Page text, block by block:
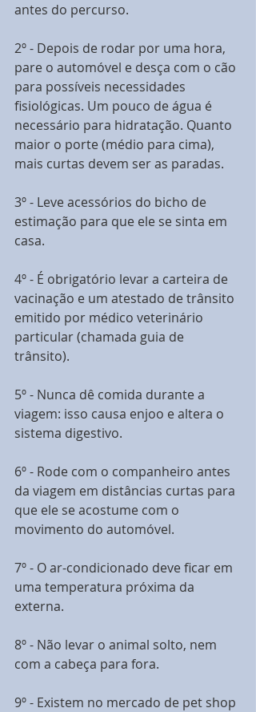
antes do percurso.
2º - Depois de rodar por uma hora,
pare o automóvel e desça com o cão
para possíveis necessidades
fisiológicas. Um pouco de água é
necessário para hidratação. Quanto
maior o porte (médio para cima),
mais curtas devem ser as paradas.
3º - Leve acessórios do bicho de
estimação para que ele se sinta em
casa.
4º - É obrigatório levar a carteira de
vacinação e um atestado de trânsito
emitido por médico veterinário
particular (chamada guia de
trânsito).
5º - Nunca dê comida durante a
viagem: isso causa enjoo e altera o
sistema digestivo.
6º - Rode com o companheiro antes
da viagem em distâncias curtas para
que ele se acostume com o
movimento do automóvel.
7º - O ar-condicionado deve ficar em
uma temperatura próxima da
externa.
8º - Não levar o animal solto, nem
com a cabeça para fora.
9º - Existem no mercado de pet shop